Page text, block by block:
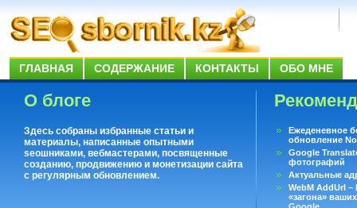
ГЛАВНАЯ СОДЕРЖАНИЕ КОНТАКТЫ ОБО МНЕ
О блоге
Здесь собраны избранные статьи и
материалы, написанные опытными
seoшниками, вебмастерами, посвященные
созданию, продвижению и монетизации сайта
с регулярным обновлением.
Ежеденевное
обновление
Google
фотографий
Актуальные
WebM AddUrl
«загона»